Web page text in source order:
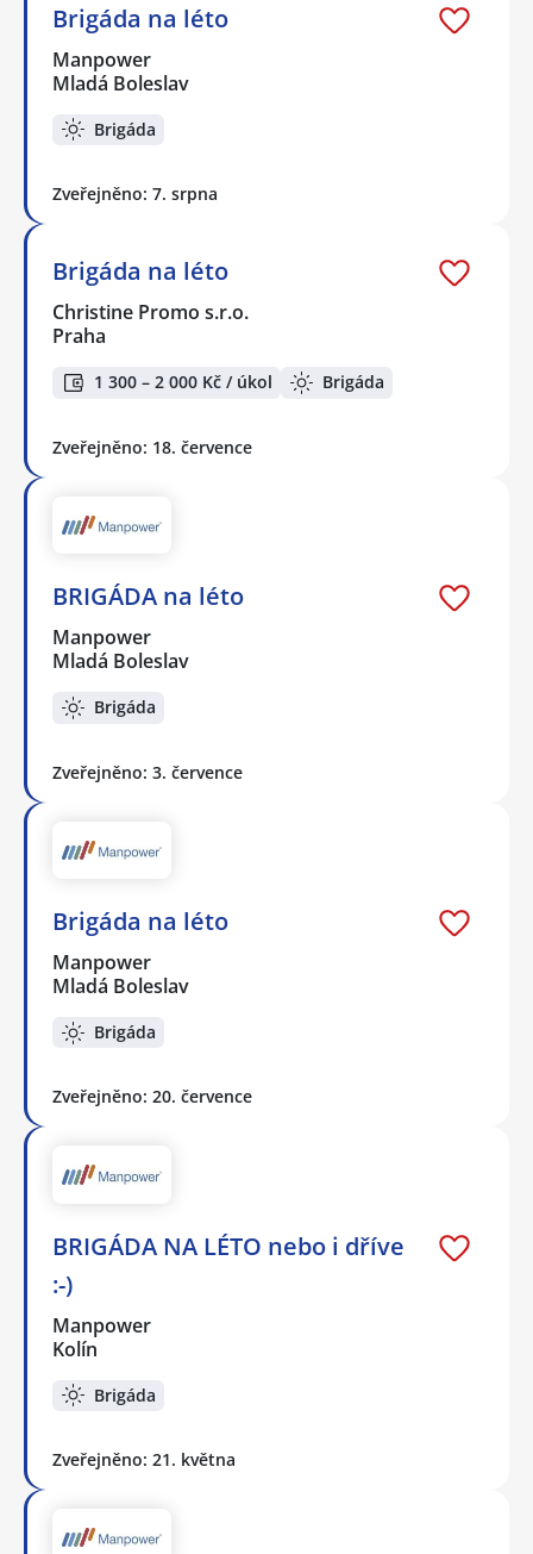
Brigáda na léto
Manpower
Mladá Boleslav
Brigáda
Zveřejněno: 7. srpna
Brigáda na léto
Christine Promo s.r.o.
Praha
1 300 – 2 000 Kč / úkol Brigáda
Zveřejněno: 18. července
BRIGÁDA na léto
Manpower
Mladá Boleslav
Brigáda
Zveřejněno: 3. července
Brigáda na léto
Manpower
Mladá Boleslav
Brigáda
Zveřejněno: 20. července
BRIGÁDA NA LÉTO nebo i dříve
:-)
Manpower
Kolín
Brigáda
Zveřejněno: 21. května